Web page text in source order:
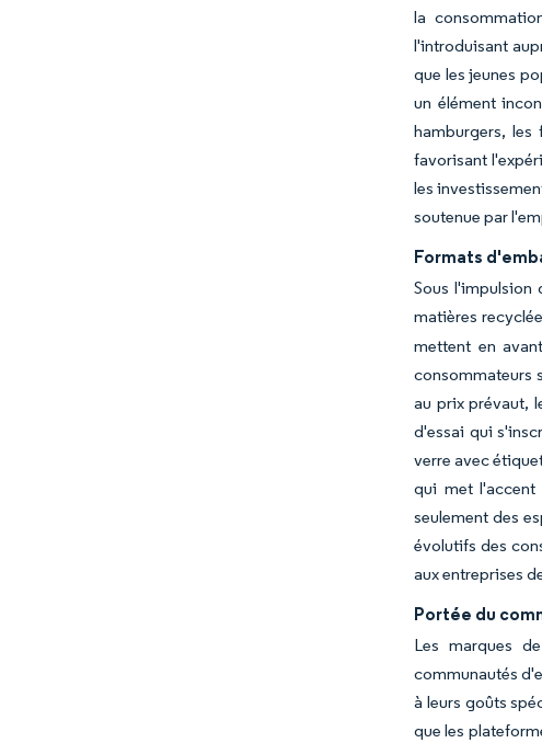
la
l'introduisant
que les jeunes
un élément
hamburgers,
favorisant
les
soutenue par
Formats
Sous l'impulsion
matières
mettent en
consommateurs
au prix prévaut,
d'essai qui
verre avec
qui met l'accent
seulement des
évolutifs des
aux entreprises
Portée du
Les marques
communautés
à leurs goûts
que les